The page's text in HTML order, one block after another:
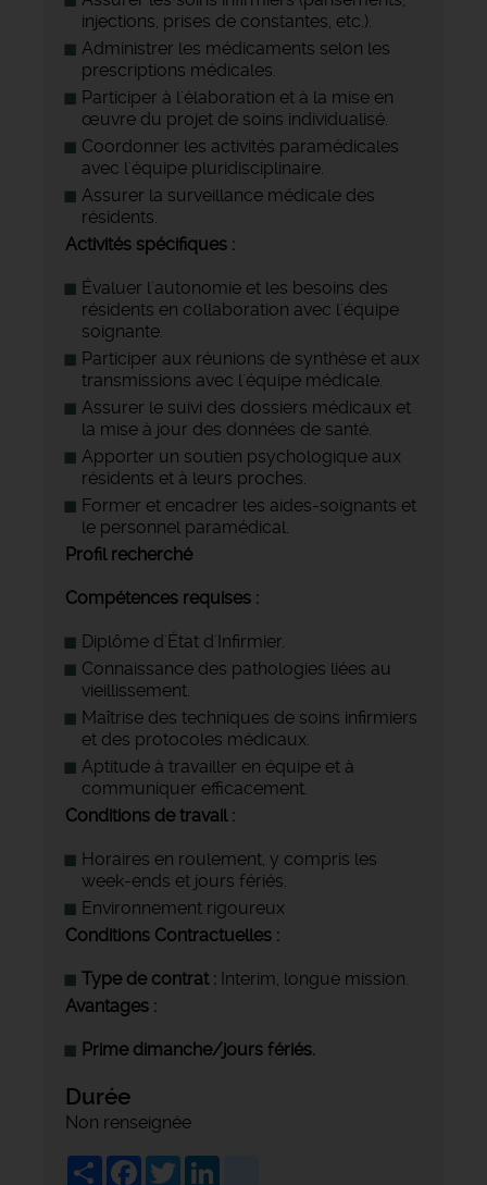
injections, prises de constantes, etc.).
Administrer les médicaments selon les
prescriptions médicales.
Participer à l'élaboration et à la mise en
œuvre du projet de soins individualisé.
Coordonner les activités paramédicales
avec l'équipe pluridisciplinaire.
Assurer la surveillance médicale des
résidents.
Activités spécifiques :
Évaluer l'autonomie et les besoins des
résidents en collaboration avec l'équipe
soignante.
Participer aux réunions de synthèse et aux
transmissions avec l'équipe médicale.
Assurer le suivi des dossiers médicaux et
la mise à jour des données de santé.
Apporter un soutien psychologique aux
résidents et à leurs proches.
Former et encadrer les aides-soignants et
le personnel paramédical.
Profil recherché
Compétences requises :
Diplôme d'État d'Infirmier.
Connaissance des pathologies liées au
vieillissement.
Maîtrise des techniques de soins infirmiers
et des protocoles médicaux.
Aptitude à travailler en équipe et à
communiquer efficacement.
Conditions de travail :
Horaires en roulement, y compris les
week-ends et jours fériés.
Environnement rigoureux
Conditions Contractuelles :
Type de contrat : Interim, longue mission.
Avantages :
Prime dimanche/jours fériés.
Durée
Non renseignée
ShareFacebook
Twitter